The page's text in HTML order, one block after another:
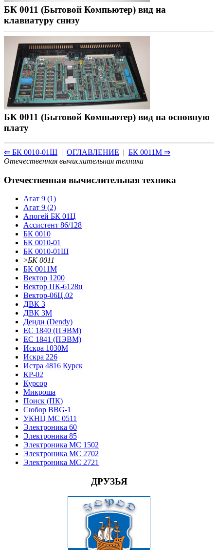
БК 0011 (Бытовой Компьютер) вид на
клавиатуру снизу
БК 0011 (Бытовой Компьютер) вид на основную
плату
⇐ БК 0010-01Ш | ОГЛАВЛЕНИЕ | БК 0011М ⇒
Отечественная вычислительная техника
Отечественная вычислительная техника
Агат 9 (1)
Агат 9 (2)
Апогей БК 01Ц
Ассистент 86/128
БК 0010
БК 0010-01
БК 0010-01Ш
>БК 0011
БК 0011М
Вектор 1200
Вектор ПК-6128ц
Вектор-06Ц.02
ДВК 3
ДВК 3М
Денди (Dendy)
ЕС 1840 (ПЭВМ)
ЕС 1841 (ПЭВМ)
Искра 1030М
Искра 226
Истра 4816 Курск
КР-02
Курсор
Микроша
Поиск (ПК)
Сюбор BBG-1
УКНЦ МС 0511
Электроника 60
Электроника 85
Электроника МС 1502
Электроника МС 2702
Электроника МС 2721
ДРУЗЬЯ